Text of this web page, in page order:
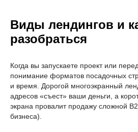
Виды лендингов и
разобраться
Когда вы запускаете проект или
понимание форматов посадочных
и время. Дорогой многоэкранный
адресов «съест» ваши деньги, а
экрана провалит продажу сложной
бизнеса).